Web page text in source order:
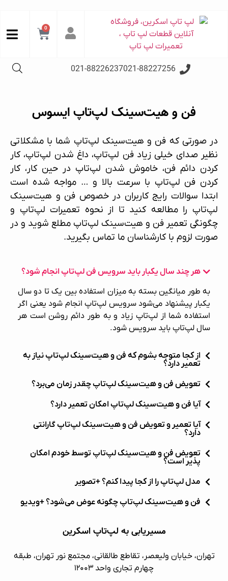
0
021-88227256
021-88226237
فن و هیت‌سینک لپ‌تاپ ایسوس
در صورتی که فن و هیت‌سینک لپ‌تاپ شما با مشکلاتی
نظیر صدای خیلی زیاد فن لپ‌تاپ، داغ شدن لپ‌تاپ، کار
کردن دائم فن، خاموش شدن لپ‌تاپ در حین کار، کار
کردن فن لپ‌تاپ با سرعت بالا و … مواجه شده است
ابتدا سوالات رایج کاربران در خصوص فن و هیت‌سینک
لپ‌تاپ را مطالعه کنید تا از نحوه تعمیرات لپ‌تاپ و
چگونگی تعمیر فن و هیت‌سینک لپ‌تاپ مطلع شوید و در
صورت لزوم با کارشناسان ما تماس بگیرید.
هر چند سال یکبار باید سرویس فن لپ‌تاپ انجام شود؟
به طور میانگین بسته به میزان استفاده بین یک تا دو سال
یکبار پیشنهاد می‌شود سرویس لپ‌تاپ انجام شود یعنی اگر
استفاده شما از لپ‌تاپ زیاد و به طور دائم روشن است هر
سال لپ‌تاپ باید سرویس شود.
از کجا متوجه بشوم که فن و هیت‌سینک لپ‌تاپ نیاز به
تعمیر دارد؟
تعویض فن و هیت‌سینک لپ‌تاپ چقدر زمان می‌برد؟
آیا فن و هیت‌سینک لپ‌تاپ امکان تعمیر دارد؟
آیا تعمیر و تعویض فن و هیت‌سینک لپ‌تاپ گارانتی
دارد؟
تعویض فن و هیت‌سینک لپ‌تاپ توسط خودم امکان
پذیر است؟
مدل لپ‌تاپ را از کجا پیدا کنم؟ +تصویر
فن و هیت‌سینک لپ‌تاپ چگونه عوض می‌شود؟ +ویدیو
مسیریابی به لپ‌تاپ اسکرین
تهران، خیابان ولیعصر، تقاطع طالقانی، مجتمع نور تهران، طبقه
چهارم تجاری واحد ۱۲۰۰۳